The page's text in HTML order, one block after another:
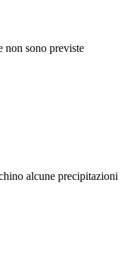
non sono previste
alcune precipitazioni